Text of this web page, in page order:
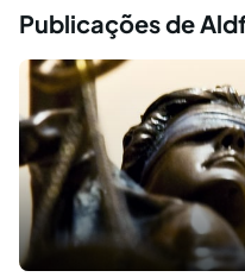
Publicações de